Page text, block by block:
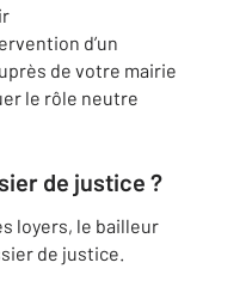
d’un
de votre mairie
le rôle neutre
de justice ?
loyers, le bailleur
de justice.